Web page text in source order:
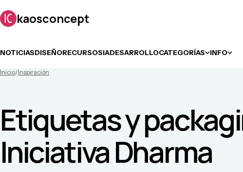
kaosconcept
NOTICIASDISEÑORECURSOSIADESARROLLOCATEGORÍAS INFO
Inicio/ Inspiración
Etiquetas y
Iniciativa Dharma